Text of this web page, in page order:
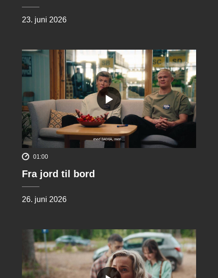
23. juni 2026
01:00
Fra jord til bord
26. juni 2026